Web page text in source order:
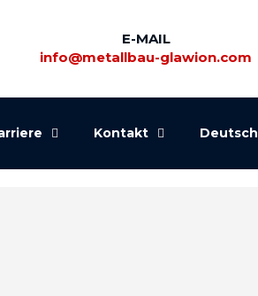
E-MAIL
info@metallbau-glawion.com
Kontakt Deutsch